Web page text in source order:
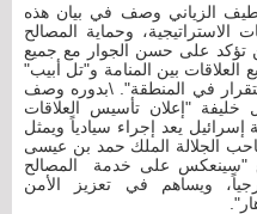
الزياني وصف في بيان هذه
الاستراتيجية، وحماية المصالح
تؤكد على حسن الجوار مع جميع
العلاقات بين المنامة و"تل أبيب"
في المنطقة". \بدوره وصف
خليفة "إعلان تأسيس العلاقات
إسرائيل يعد إجراء سيادياً ويمثل
الجلالة الملك حمد بن عيسى
"سينعكس على خدمة المصالح
ويساهم في تعزيز الأمن